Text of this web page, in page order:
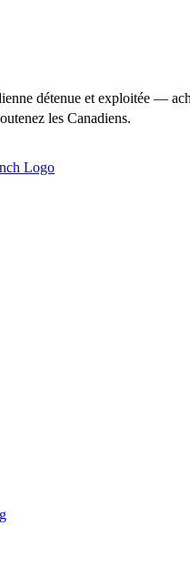
détenue et exploitée —
les Canadiens.